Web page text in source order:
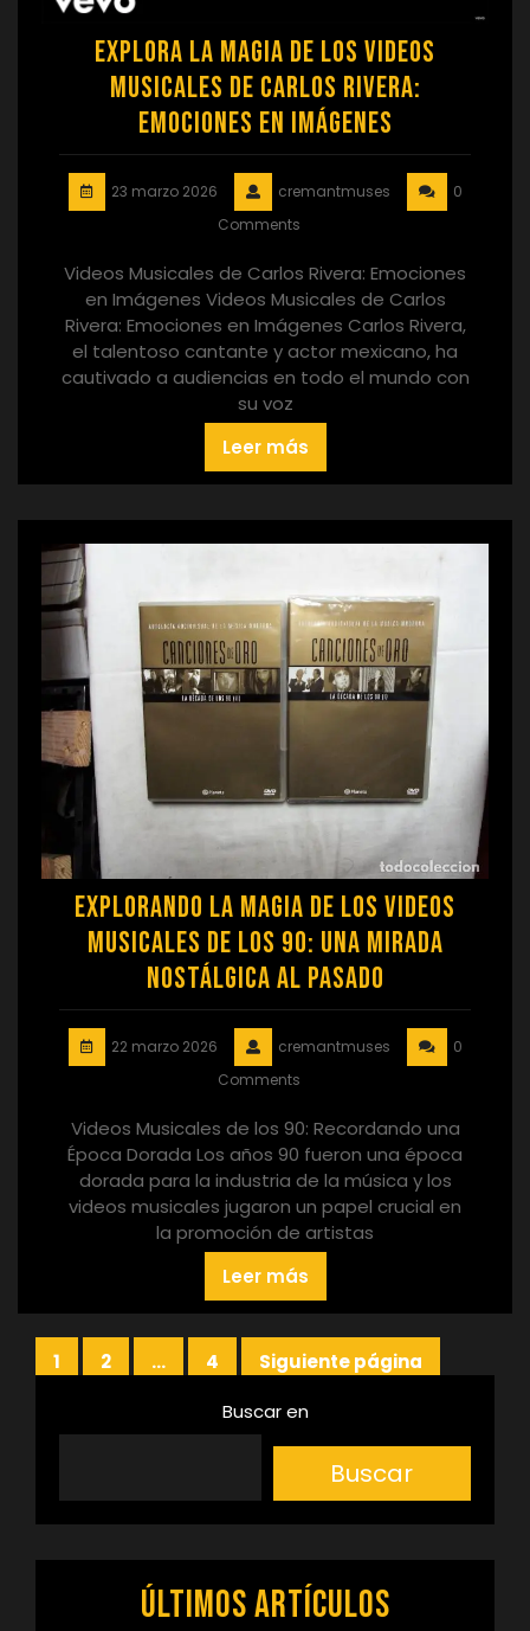
Explora la Magia de los Videos
Musicales de Carlos Rivera:
Emociones en Imágenes
23 marzo 2026 cremantmuses
0
Comments
Videos Musicales de Carlos Rivera: Emociones
en Imágenes Videos Musicales de Carlos
Rivera: Emociones en Imágenes Carlos Rivera,
el talentoso cantante y actor mexicano, ha
cautivado a audiencias en todo el mundo con
su voz
Leer más
Explorando la Magia de los Videos
Musicales de los 90: Una Mirada
Nostálgica al Pasado
22 marzo 2026 cremantmuses
0
Comments
Videos Musicales de los 90: Recordando una
Época Dorada Los años 90 fueron una época
dorada para la industria de la música y los
videos musicales jugaron un papel crucial en
la promoción de artistas
Leer más
Paginación
Página
1 Página
2 … Página
4
Siguiente página
Buscar en
Buscar
Últimos artículos